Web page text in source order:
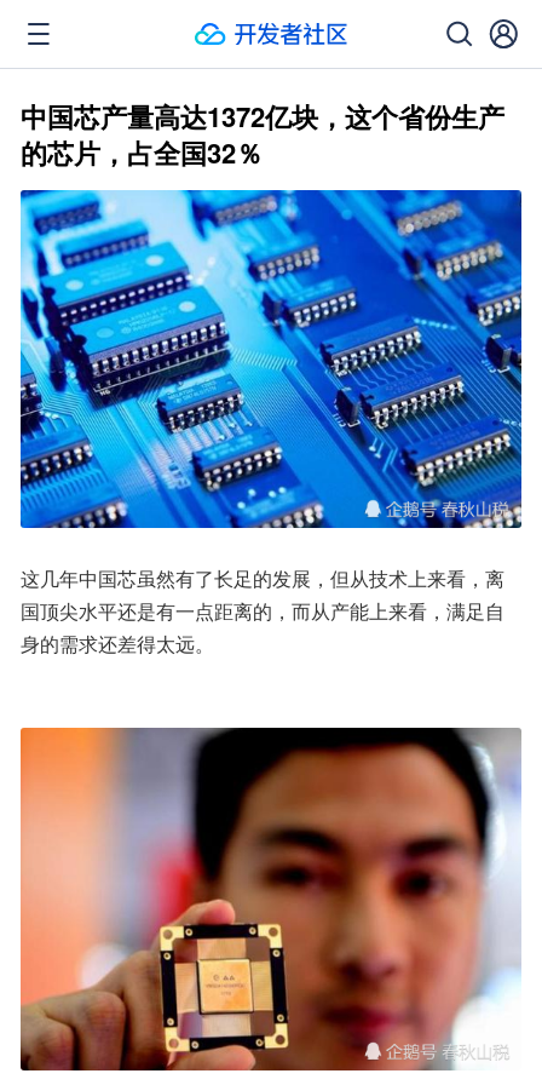
中国芯产量高达1372亿块，这个省份生产
的芯片，占全国32％
这几年中国芯虽然有了长足的发展，但从技术上来看，离
国顶尖水平还是有一点距离的，而从产能上来看，满足自
身的需求还差得太远。